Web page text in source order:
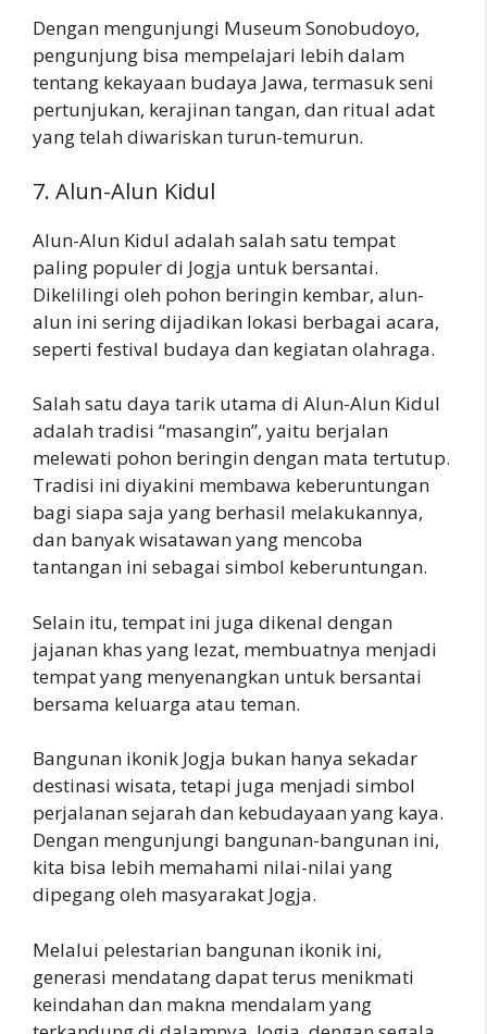
Dengan mengunjungi Museum Sonobudoyo,
pengunjung bisa mempelajari lebih dalam
tentang kekayaan budaya Jawa, termasuk seni
pertunjukan, kerajinan tangan, dan ritual adat
yang telah diwariskan turun-temurun.
7. Alun-Alun Kidul
Alun-Alun Kidul adalah salah satu tempat
paling populer di Jogja untuk bersantai.
Dikelilingi oleh pohon beringin kembar, alun-
alun ini sering dijadikan lokasi berbagai acara,
seperti festival budaya dan kegiatan olahraga.
Salah satu daya tarik utama di Alun-Alun Kidul
adalah tradisi “masangin”, yaitu berjalan
melewati pohon beringin dengan mata tertutup.
Tradisi ini diyakini membawa keberuntungan
bagi siapa saja yang berhasil melakukannya,
dan banyak wisatawan yang mencoba
tantangan ini sebagai simbol keberuntungan.
Selain itu, tempat ini juga dikenal dengan
jajanan khas yang lezat, membuatnya menjadi
tempat yang menyenangkan untuk bersantai
bersama keluarga atau teman.
Bangunan ikonik Jogja bukan hanya sekadar
destinasi wisata, tetapi juga menjadi simbol
perjalanan sejarah dan kebudayaan yang kaya.
Dengan mengunjungi bangunan-bangunan ini,
kita bisa lebih memahami nilai-nilai yang
dipegang oleh masyarakat Jogja.
Melalui pelestarian bangunan ikonik ini,
generasi mendatang dapat terus menikmati
keindahan dan makna mendalam yang